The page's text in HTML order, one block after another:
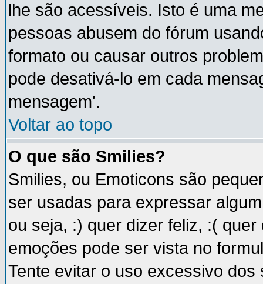
lhe são acessíveis. Isto é uma
pessoas abusem do fórum
formato ou causar outros
pode desativá-lo em cada
mensagem'.
Voltar ao topo
O que são Smilies?
Smilies, ou Emoticons são
ser usadas para expressar
ou seja, :) quer dizer feliz, :(
emoções pode ser vista no
Tente evitar o uso excessivo